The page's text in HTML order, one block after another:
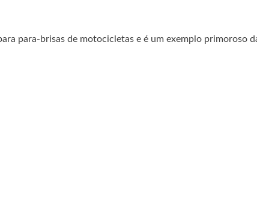
para-brisas de motocicletas e é um exemplo primoroso